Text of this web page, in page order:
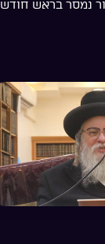
נמסר בראש חודש